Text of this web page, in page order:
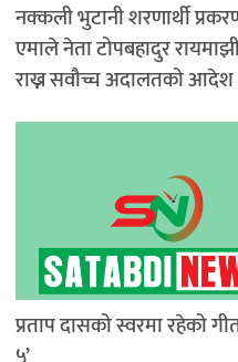
नक्कली भुटानी शरणार्थी
एमाले नेता टोपबहादुर
राख्न सवौच्च अदालतको आदेश
प्रताप दासको स्वरमा रहेको